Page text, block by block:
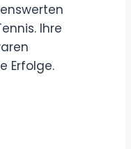
Ihre
Erfolge.